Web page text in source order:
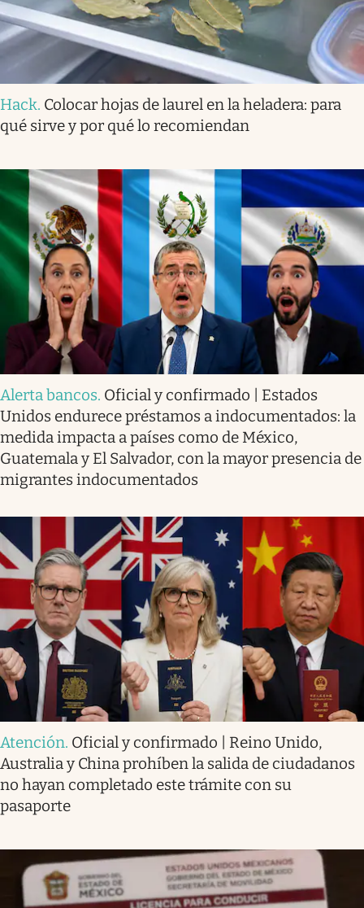
Hack. Colocar hojas de laurel en la heladera: para
qué sirve y por qué lo recomiendan
Alerta bancos. Oficial y confirmado | Estados
Unidos endurece préstamos a indocumentados: la
medida impacta a países como de México,
Guatemala y El Salvador, con la mayor presencia de
migrantes indocumentados
Atención. Oficial y confirmado | Reino Unido,
Australia y China prohíben la salida de ciudadanos
no hayan completado este trámite con su
pasaporte